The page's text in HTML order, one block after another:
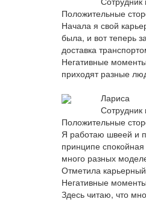
Положительные
Начала я свой
была, и вот теперь
доставка
Негативные моменты
приходят разные
Лариса
Сотрудник
Положительные
Я работаю швеей и
принципе
много разных
Отметила
Негативные моменты
Здесь читаю, что